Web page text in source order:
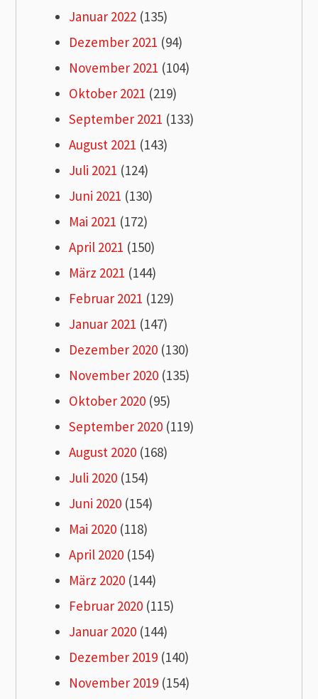
Januar 2022 (135)
Dezember 2021 (94)
November 2021 (104)
Oktober 2021 (219)
September 2021 (133)
August 2021 (143)
Juli 2021 (124)
Juni 2021 (130)
Mai 2021 (172)
April 2021 (150)
März 2021 (144)
Februar 2021 (129)
Januar 2021 (147)
Dezember 2020 (130)
November 2020 (135)
Oktober 2020 (95)
September 2020 (119)
August 2020 (168)
Juli 2020 (154)
Juni 2020 (154)
Mai 2020 (118)
April 2020 (154)
März 2020 (144)
Februar 2020 (115)
Januar 2020 (144)
Dezember 2019 (140)
November 2019 (154)